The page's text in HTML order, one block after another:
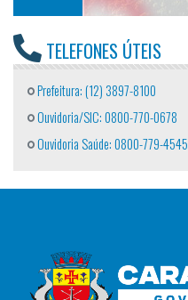
TELEFONES ÚTEIS
Prefeitura: (12) 3897-8100
Ouvidoria/SIC: 0800-770-0678
Ouvidoria Saúde: 0800-779-4545